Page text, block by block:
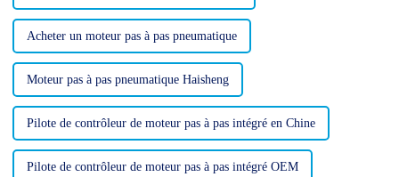
Acheter un moteur pas à pas pneumatique
Moteur pas à pas pneumatique Haisheng
Pilote de contrôleur de moteur pas à pas intégré en Chine
Pilote de contrôleur de moteur pas à pas intégré OEM